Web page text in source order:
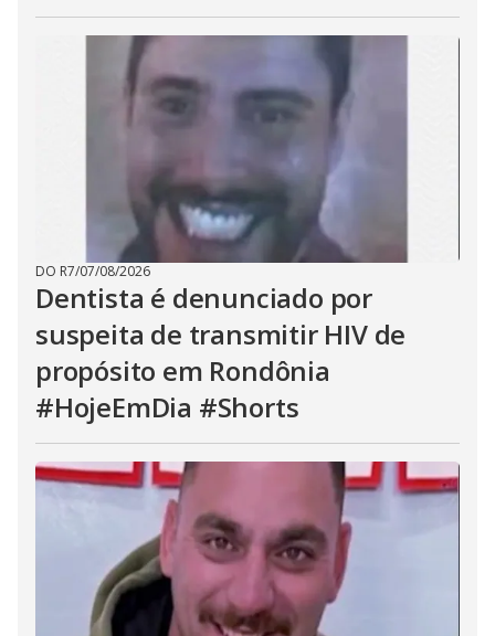
DO R7/07/08/2026
Dentista é denunciado por
suspeita de transmitir HIV de
propósito em Rondônia
#HojeEmDia #Shorts